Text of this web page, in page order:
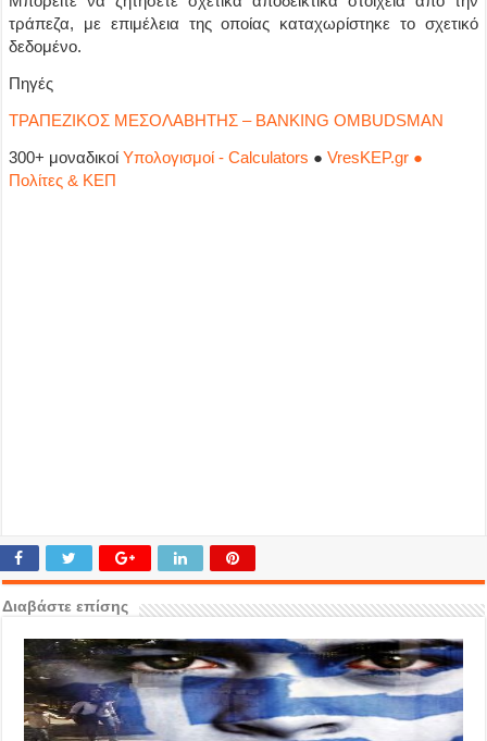
τράπεζα, με επιμέλεια της οποίας καταχωρίστηκε το σχετικό
δεδομένο.
Πηγές
ΤΡΑΠΕΖΙΚΟΣ ΜΕΣΟΛΑΒΗΤΗΣ – BANKING OMBUDSMAN
300+ μοναδικοίΥπολογισμοί - Calculators ●VresKEP.gr ●
Πολίτες & ΚΕΠ
Διαβάστε επίσης